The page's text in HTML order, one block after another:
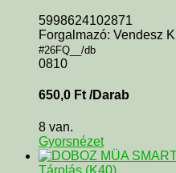
5998624102871
Forgalmazó: Vendesz
#26FQ__/db
0810
650,0 Ft /Darab
8 van.
Gyorsnézet
Tárolás (K40)